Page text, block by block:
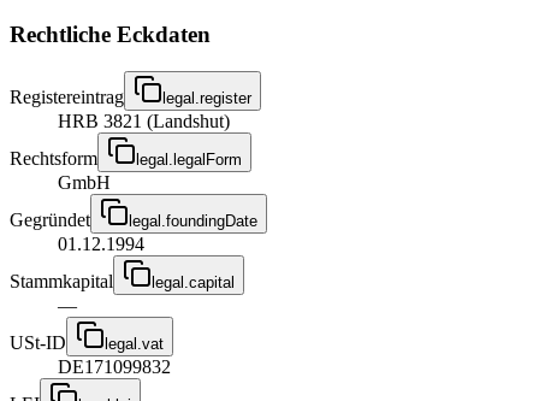
Rechtliche Eckdaten
Registereintrag legal.register
HRB 3821 (Landshut)
Rechtsform
legal.legalForm
GmbH
Gegründet
legal.foundingDate
01.12.1994
Stammkapital
legal.capital
—
USt-ID
legal.vat
DE171099832